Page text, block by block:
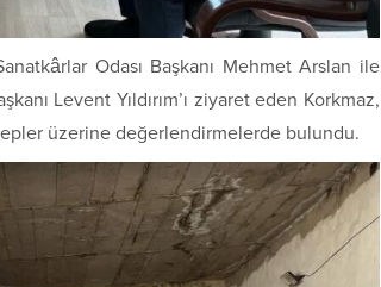
Odası Başkanı Mehmet Arslan ile
Levent Yıldırım’ı ziyaret eden Korkmaz,
üzerine değerlendirmelerde bulundu.